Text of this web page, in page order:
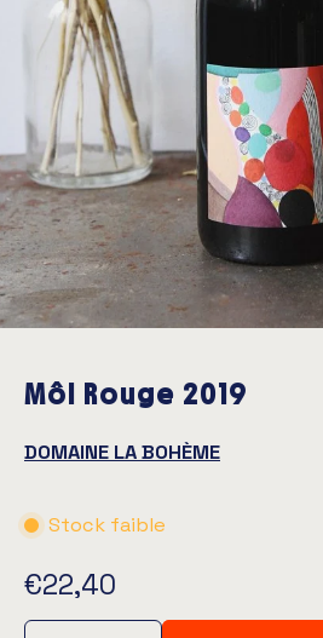
Môl Rouge 2019
DOMAINE LA BOHÈME
Stock faible
€22,40